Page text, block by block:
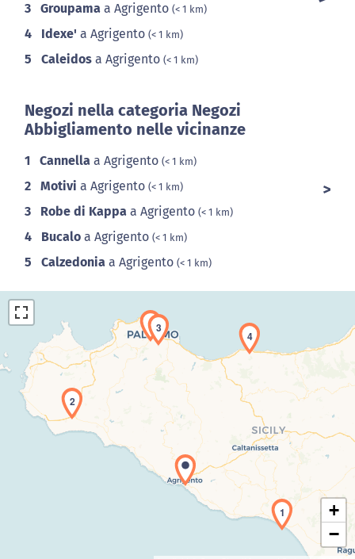
3 Groupama a Agrigento (< 1 km)
4 Idexe' a Agrigento (< 1 km)
5 Caleidos a Agrigento (< 1 km)
Negozi nella categoria Negozi
Abbigliamento nelle vicinanze
1 Cannella a Agrigento (< 1 km)
2 Motivi a Agrigento (< 1 km)
3 Robe di Kappa a Agrigento (< 1 km)
4 Bucalo a Agrigento (< 1 km)
5 Calzedonia a Agrigento (< 1 km)
Caricamento della carta in corso...
1
2
3
4
5
+
−